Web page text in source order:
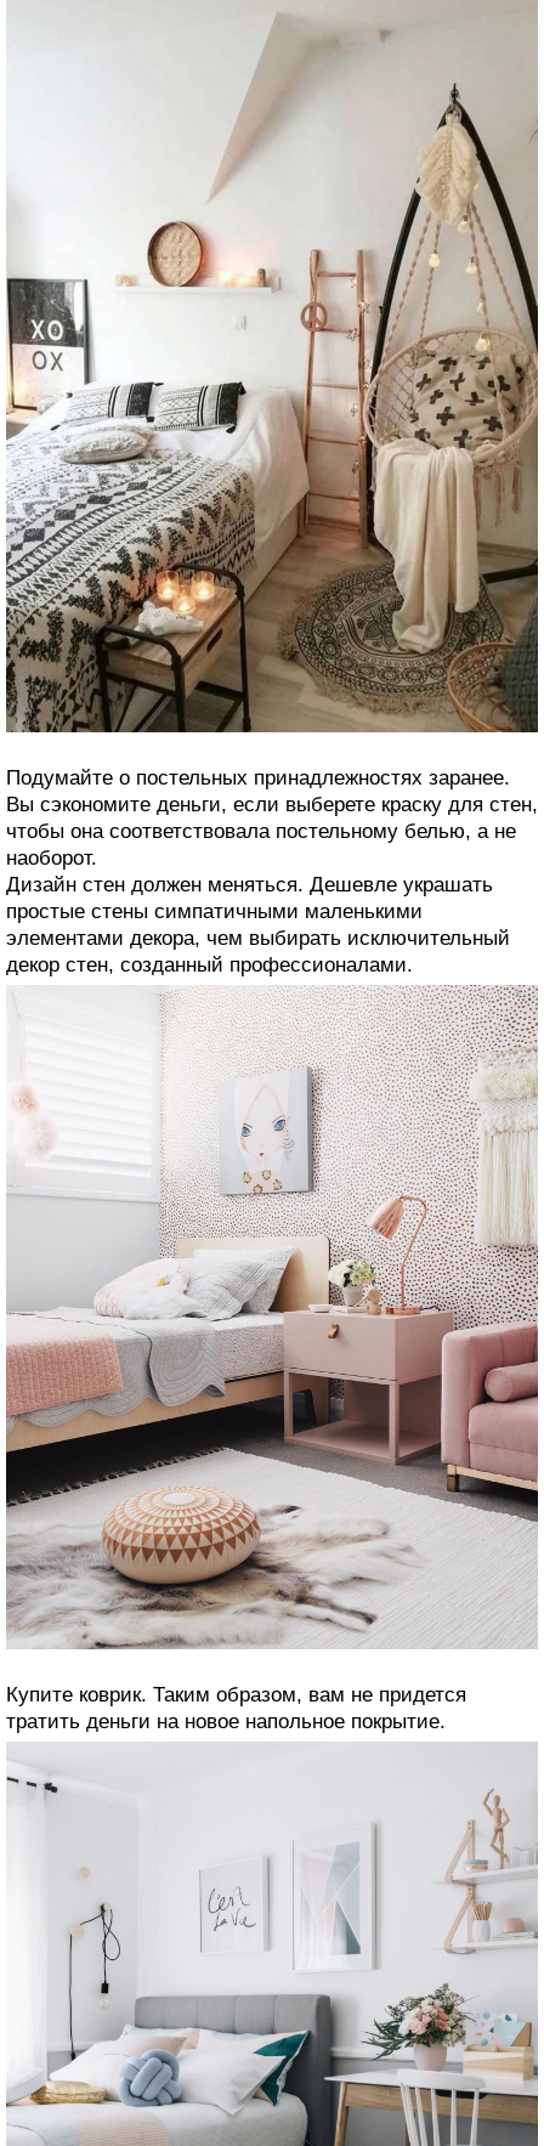
Подумайте о постельных принадлежностях заранее.
Вы сэкономите деньги, если выберете краску для стен,
чтобы она соответствовала постельному белью, а не
наоборот.
Дизайн стен должен меняться. Дешевле украшать
простые стены симпатичными маленькими
элементами декора, чем выбирать исключительный
декор стен, созданный профессионалами.
Купите коврик. Таким образом, вам не придется
тратить деньги на новое напольное покрытие.